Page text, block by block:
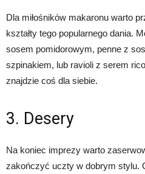
Dla miłośników makaronu warto
kształty tego popularnego dania.
sosem pomidorowym, penne z
szpinakiem, lub ravioli z serem
znajdzie coś dla siebie.
3. Desery
Na koniec imprezy warto
zakończyć uczty w dobrym stylu.